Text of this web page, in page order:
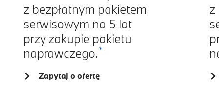
z bezpłatnym pakietem
serwisowym na 5 lat
przy zakupie pakietu
naprawczego.*
Zapytaj o ofertę
z